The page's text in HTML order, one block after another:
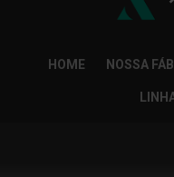
HOME NOSSA